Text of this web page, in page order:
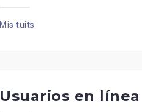
Mis tuits
Usuarios en línea